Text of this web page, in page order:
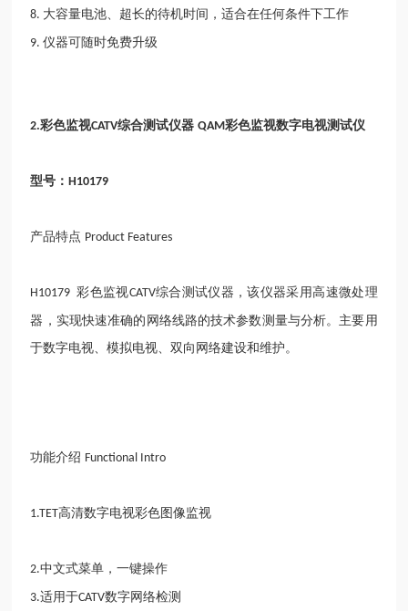
8. 大容量电池、超长的待机时间，适合在任何条件下工作
9.仪器可随时免费升级
2.彩色监视CATV综合测试仪器QAM彩色监视数字电视测试仪
型号：H10179
产品特点 Product Features
H10179彩色监视CATV综合测试仪器，该仪器采用高速微处理
器，实现快速准确的网络线路的技术参数测量与分析。主要用
于数字电视、模拟电视、双向网络建设和维护。
功能介绍 Functional Intro
1.TET高清数字电视彩色图像监视
2.中文式菜单，一键操作
3.适用于CATV数字网络检测